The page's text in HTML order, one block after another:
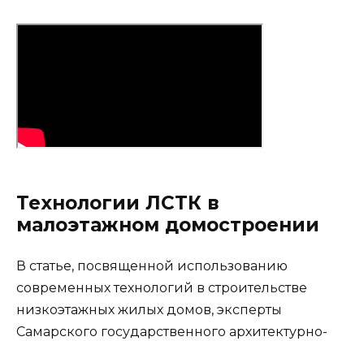
Технологии ЛСТК в
малоэтажном домостроении
В статье, посвященной использованию
современных технологий в строительстве
низкоэтажных жилых домов, эксперты
Самарского государственного архитектурно-